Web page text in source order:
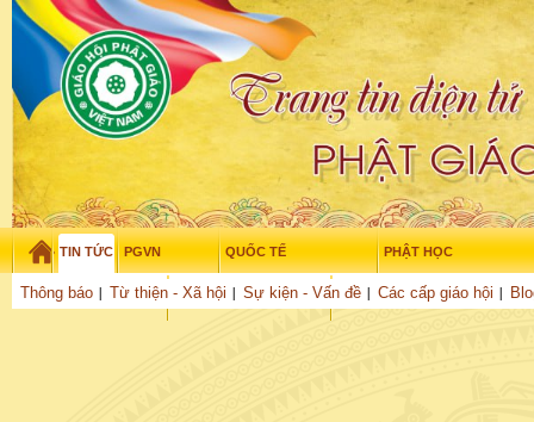
TIN TỨC
Thông báo Từ thiện - Xã hội Sự kiện - Vấn đề Các cấp giáo hội
PGVN QUỐC TẾ PHẬT HỌC
THỜI ĐẠI TUỔI TRẺ NGHIÊN CỨU
Thứ sáu - 7/08/2026 – 10: 34:18